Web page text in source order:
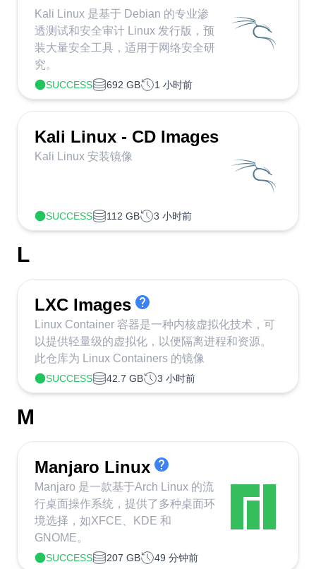
Kali Linux 是基于 Debian 的专业渗
透测试和安全审计 Linux 发行版，预
装大量安全工具，适用于网络安全研
究。
SUCCESS 692 GB 1 小时前
Kali Linux - CD Images
Kali Linux 安装镜像
SUCCESS 112 GB 3 小时前
L
LXC Images
Linux Container 容器是一种内核虚拟化技术，可
以提供轻量级的虚拟化，以便隔离进程和资源。
此仓库为 Linux Containers 的镜像
SUCCESS 42.7 GB 3 小时前
M
Manjaro Linux
Manjaro 是一款基于Arch Linux 的流
行桌面操作系统，提供了多种桌面环
境选择，如XFCE、KDE 和
GNOME。
SUCCESS 207 GB 49 分钟前